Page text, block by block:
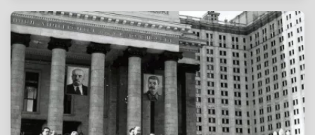
населённые пункты Катина, Неделя,
Дэрмэнешти, Бекенешти, Бужорянка, Жойца,
Тынтова и железнодорожные станции
Прахова, Кривина.